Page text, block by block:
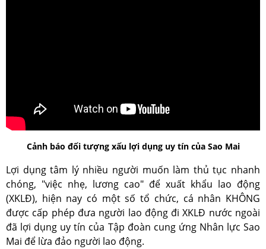
Cảnh báo đối tượng xấu lợi dụng uy tín của Sao Mai
Lợi dụng tâm lý nhiều người muốn làm thủ tục nhanh
chóng, "việc nhẹ, lương cao" để xuất khẩu lao động
(XKLĐ), hiện nay có một số tổ chức, cá nhân KHÔNG
được cấp phép đưa người lao động đi XKLĐ nước ngoài
đã lợi dụng uy tín của Tập đoàn cung ứng Nhân lực Sao
Mai để lừa đảo người lao động.